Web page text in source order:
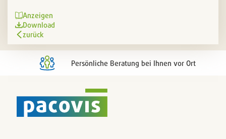
Anzeigen
Download
zurück
Persönliche Beratung bei Ihnen vor Ort